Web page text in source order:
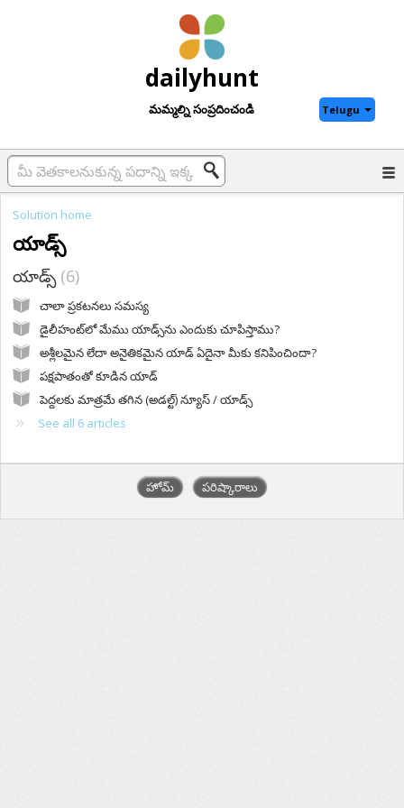
dailyhunt
మమ్మల్ని సంప్రదించండి Telugu
Solution home
యాడ్స్
యాడ్స్ 6
చాలా ప్రకటనలు సమస్య
డైలీహంట్‌లో మేము యాడ్స్‌ను ఎందుకు చూపిస్తాము?
అశ్లీలమైన లేదా అనైతికమైన యాడ్ ఏదైనా మీకు కనిపించిందా?
పక్షపాతంతో కూడిన యాడ్
పెద్దలకు మాత్రమే తగిన (అడల్ట్) న్యూస్ / యాడ్స్
See all 6 articles
హోమ్ పరిష్కారాలు